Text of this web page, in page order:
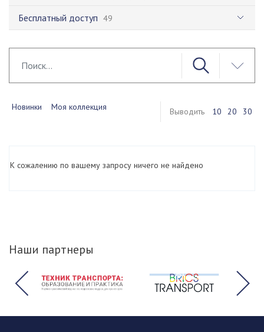
Бесплатный доступ 49
Новинки Моя коллекция Выводить 10 20 30
К сожалению по вашему запросу ничего не найдено
Наши партнеры